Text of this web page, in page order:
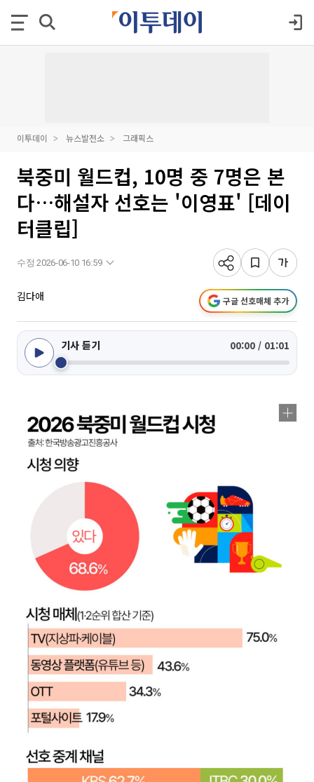
이투데이 뉴스발전소 그래픽스
북중미 월드컵, 10명 중 7명은 본
다…해설자 선호는 '이영표' [데이
터클립]
수정 2026-06-10 16:59
김다애 구글 선호매체 추가
기사 듣기 00:00 / 01:01